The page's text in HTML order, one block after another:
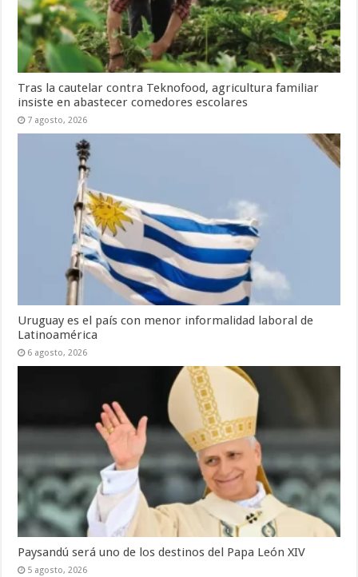
Tras la cautelar contra Teknofood, agricultura familiar
insiste en abastecer comedores escolares
7 agosto, 2026
Uruguay es el país con menor informalidad laboral de
Latinoamérica
6 agosto, 2026
Paysandú será uno de los destinos del Papa León XIV
5 agosto, 2026